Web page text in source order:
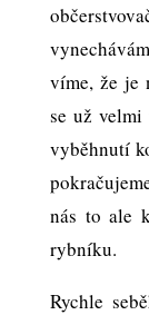
víme, že je
se už velmi
vyběhnutí
nás to ale
rybníku.
Rychle